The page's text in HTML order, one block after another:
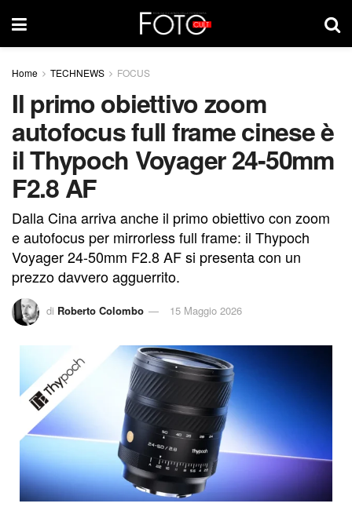
Home TECHNEWS FOCUS
Il primo obiettivo zoom
autofocus full frame cinese è
il Thypoch Voyager 24-50mm
F2.8 AF
Dalla Cina arriva anche il primo obiettivo con zoom
e autofocus per mirrorless full frame: il Thypoch
Voyager 24-50mm F2.8 AF si presenta con un
prezzo davvero agguerrito.
di Roberto Colombo 15 Maggio 2026